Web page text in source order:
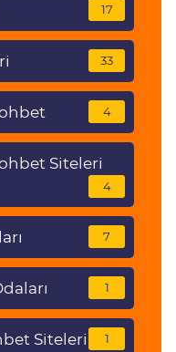
17
33
4
Siteleri
4
7
1
Siteleri 1